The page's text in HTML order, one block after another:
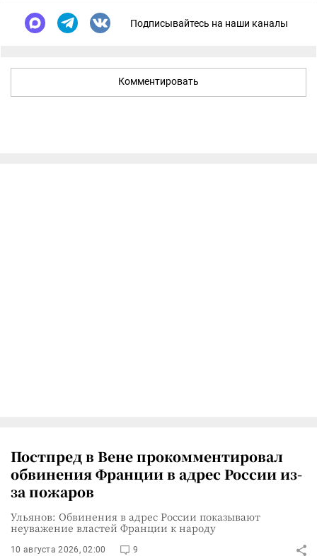
Подписывайтесь на наши каналы
Комментировать
Постпред в Вене прокомментировал
обвинения Франции в адрес России из-
за пожаров
Ульянов: Обвинения в адрес России показывают
неуважение властей Франции к народу
10 августа 2026, 02:00 9